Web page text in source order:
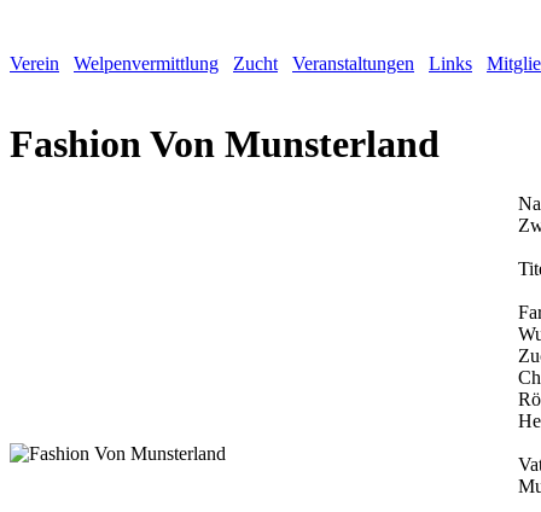
Verein Welpenvermittlung Zucht Veranstaltungen Links
Fashion Von Munsterland